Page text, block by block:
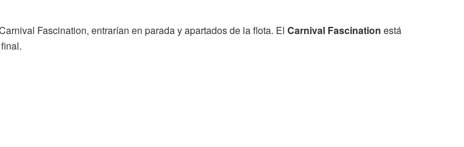
Fascination, entrarían en parada y apartados de la flota. El Carnival Fascination está